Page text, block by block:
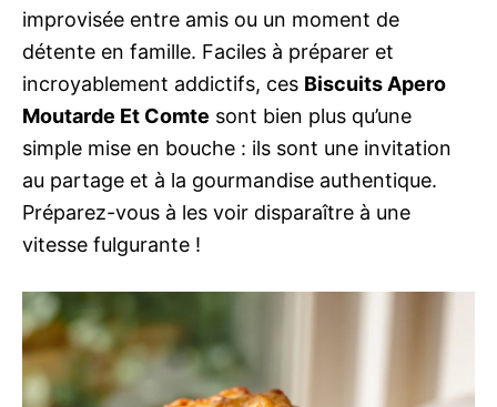
improvisée entre amis ou un moment de
détente en famille. Faciles à préparer et
incroyablement addictifs, ces Biscuits Apero
Moutarde Et Comte sont bien plus qu’une
simple mise en bouche : ils sont une invitation
au partage et à la gourmandise authentique.
Préparez-vous à les voir disparaître à une
vitesse fulgurante !